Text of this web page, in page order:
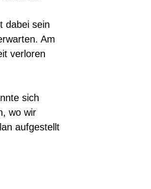
dabei sein
Am
verloren
sich
wo wir
aufgestellt